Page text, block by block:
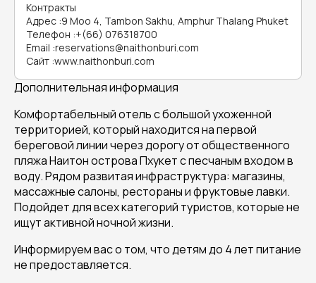
Контракты
Адрес :9 Moo 4, Tambon Sakhu, Amphur Thalang Phuket
Телефон :+(66) 076318700
Email :reservations@naithonburi.com
Сайт :www.naithonburi.com
Дополнительная информация
Комфортабельный отель с большой ухоженной
территорией, который находится на первой
береговой линии через дорогу от общественного
пляжа Наитон острова Пхукет с песчаным входом в
воду. Рядом развитая инфраструктура: магазины,
массажные салоны, рестораны и фруктовые лавки.
Подойдет для всех категорий туристов, которые не
ищут активной ночной жизни.
Информируем вас о том, что детям до 4 лет питание
не предоставляется.